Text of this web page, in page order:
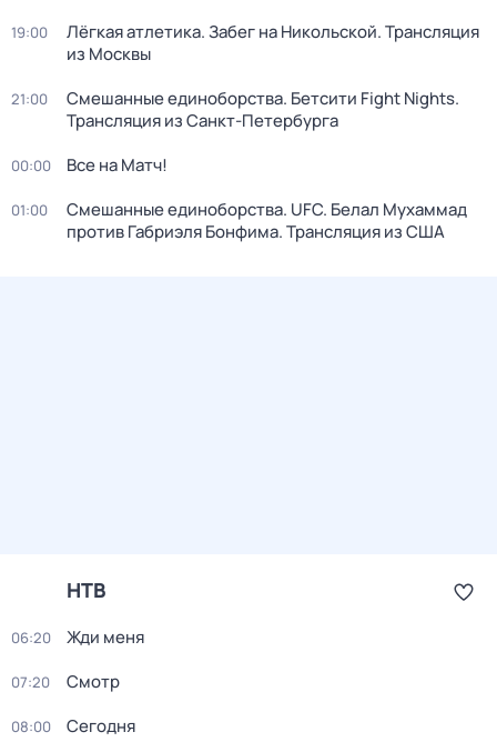
19:00
Лёгкая атлетика. Забег на Никольской. Трансляция
из Москвы
21:00
Смешанные единоборства. Бетсити Fight Nights.
Трансляция из Санкт-Петербурга
00:00 Все на Матч!
01:00
Смешанные единоборства. UFC. Белал Мухаммад
против Габриэля Бонфима. Трансляция из США
НТВ
06:20 Жди меня
07:20 Смотр
08:00 Сегодня